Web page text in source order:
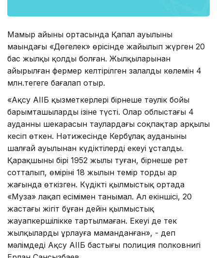
Мамыр айының ортасында Қапал ауылының
маңындағы «Дөңгелек» өрісінде жайылып жүрген 20
бас жылқы қолды болған. Жылқыларынан
айырылған фермер келтірілген залалдың көлемін 4
млн.теңгеге бағалап отыр.
«Ақсу АІІБ қызметкерлері бірнеше тәулік бойы
барымташылардың ізіне түсті. Олар облыстағы 4
ауданның шекарасын таулардағы соқпақтар арқылы
кесіп өткен. Нәтижесінде Кербұлақ ауданының
шалғай ауылынан күдіктілердің екеуі ұсталды.
Қарақшының бірі 1952 жылы туған, бірнеше рет
сотталып, өмірінің 18 жылын темір тордың ар
жағында өткізген. Күдікті қылмыстық ортада
«Муза» лақап есімімен танымал. Ал екіншісі, 20
жастағы жігіт бұған дейін қылмыстық
жауапкершілікке тартылмаған. Екеуі де тек
жылқыларды ұрлауға маманданған», - деп
мәлімдеді Ақсу АІІБ бастығы полиция полковнигі